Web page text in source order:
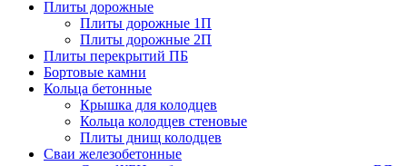
Плиты дорожные
Плиты дорожные 1П
Плиты дорожные 2П
Плиты перекрытий ПБ
Бортовые камни
Кольца бетонные
Крышка для колодцев
Кольца колодцев стеновые
Плиты днищ колодцев
Сваи железобетонные